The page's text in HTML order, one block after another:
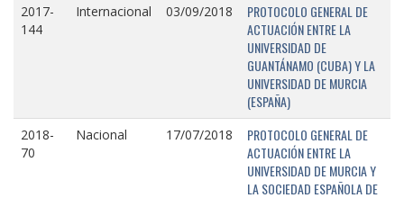
2017-
144
Internacional 03/09/2018
PROTOCOLO GENERAL DE
ACTUACIÓN ENTRE LA
UNIVERSIDAD DE
GUANTÁNAMO (CUBA) Y LA
UNIVERSIDAD DE MURCIA
(ESPAÑA)
2018-
70
Nacional 17/07/2018
PROTOCOLO GENERAL DE
ACTUACIÓN ENTRE LA
UNIVERSIDAD DE MURCIA Y
LA SOCIEDAD ESPAÑOLA DE